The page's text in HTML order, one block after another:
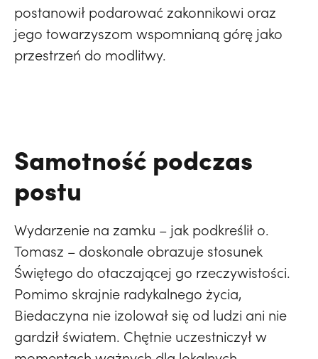
postanowił podarować zakonnikowi oraz
jego towarzyszom wspomnianą górę jako
przestrzeń do modlitwy.
Samotność podczas
postu
Wydarzenie na zamku – jak podkreślił o.
Tomasz – doskonale obrazuje stosunek
Świętego do otaczającej go rzeczywistości.
Pomimo skrajnie radykalnego życia,
Biedaczyna nie izolował się od ludzi ani nie
gardził światem. Chętnie uczestniczył w